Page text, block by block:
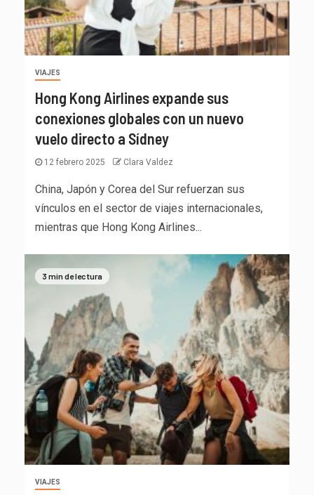
VIAJES
Hong Kong Airlines expande sus
conexiones globales con un nuevo
vuelo directo a Sídney
12 febrero 2025 Clara Valdez
China, Japón y Corea del Sur refuerzan sus
vínculos en el sector de viajes internacionales,
mientras que Hong Kong Airlines...
3 min de lectura
VIAJES